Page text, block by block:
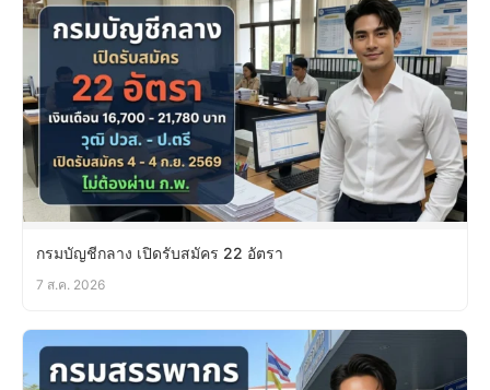
กรมบัญชีกลาง เปิดรับสมัคร 22 อัตรา
7 ส.ค. 2026